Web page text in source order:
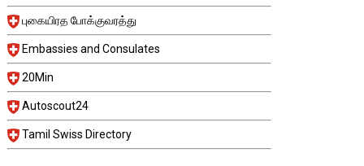
புகையிரத போக்குவரத்து
Embassies and Consulates
20Min
Autoscout24
Tamil Swiss Directory